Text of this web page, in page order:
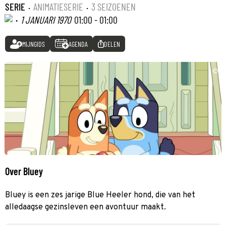
SERIE · ANIMATIESERIE · 3 SEIZOENEN
· 1 JANUARI 1970 01:00 - 01:00
MIJNGIDS AGENDA DELEN
©
Over Bluey
Bluey is een zes jarige Blue Heeler hond, die van het
alledaagse gezinsleven een avontuur maakt.